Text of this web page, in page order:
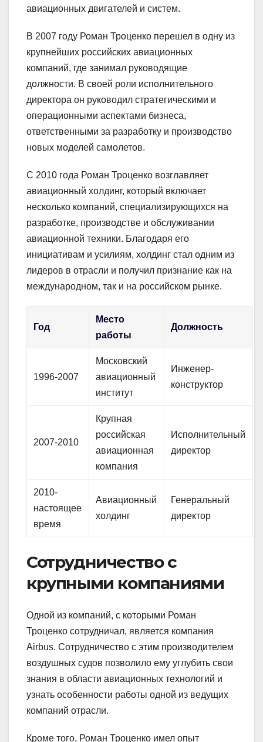
авиационных двигателей и систем.
В 2007 году Роман Троценко перешел в одну из
крупнейших российских авиационных
компаний, где занимал руководящие
должности. В своей роли исполнительного
директора он руководил стратегическими и
операционными аспектами бизнеса,
ответственными за разработку и производство
новых моделей самолетов.
С 2010 года Роман Троценко возглавляет
авиационный холдинг, который включает
несколько компаний, специализирующихся на
разработке, производстве и обслуживании
авиационной техники. Благодаря его
инициативам и усилиям, холдинг стал одним из
лидеров в отрасли и получил признание как на
международном, так и на российском рынке.
Год
Место
работы
Должность
1996-2007
Московский
авиационный
институт
Инженер-
конструктор
2007-2010
Крупная
российская
авиационная
компания
Исполнительный
директор
2010-
настоящее
время
Авиационный
холдинг
Генеральный
директор
Сотрудничество с
крупными компаниями
Одной из компаний, с которыми Роман
Троценко сотрудничал, является компания
Airbus. Сотрудничество с этим производителем
воздушных судов позволило ему углубить свои
знания в области авиационных технологий и
узнать особенности работы одной из ведущих
компаний отрасли.
Кроме того, Роман Троценко имел опыт